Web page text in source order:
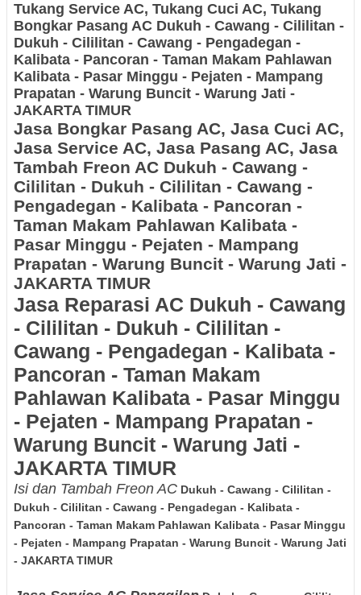
Tukang Service AC, Tukang Cuci AC, Tukang
Bongkar Pasang AC Dukuh - Cawang - Cililitan -
Dukuh - Cililitan - Cawang - Pengadegan -
Kalibata - Pancoran - Taman Makam Pahlawan
Kalibata - Pasar Minggu - Pejaten - Mampang
Prapatan - Warung Buncit - Warung Jati -
JAKARTA TIMUR
Jasa Bongkar Pasang AC, Jasa Cuci AC,
Jasa Service AC, Jasa Pasang AC, Jasa
Tambah Freon AC Dukuh - Cawang -
Cililitan - Dukuh - Cililitan - Cawang -
Pengadegan - Kalibata - Pancoran -
Taman Makam Pahlawan Kalibata -
Pasar Minggu - Pejaten - Mampang
Prapatan - Warung Buncit - Warung Jati -
JAKARTA TIMUR
Jasa Reparasi AC Dukuh - Cawang
- Cililitan - Dukuh - Cililitan -
Cawang - Pengadegan - Kalibata -
Pancoran - Taman Makam
Pahlawan Kalibata - Pasar Minggu
- Pejaten - Mampang Prapatan -
Warung Buncit - Warung Jati -
JAKARTA TIMUR
Isi dan Tambah Freon AC Dukuh - Cawang - Cililitan -
Dukuh - Cililitan - Cawang - Pengadegan - Kalibata -
Pancoran - Taman Makam Pahlawan Kalibata - Pasar Minggu
- Pejaten - Mampang Prapatan - Warung Buncit - Warung Jati
- JAKARTA TIMUR